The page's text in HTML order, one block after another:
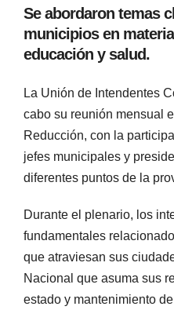
Se abordaron temas
municipios en
educación y salud.
La Unión de Intendentes
cabo su reunión mensual
Reducción, con la
jefes municipales y
diferentes puntos de la
Durante el plenario, los
fundamentales
que atraviesan sus
Nacional que asuma sus
estado y mantenimiento